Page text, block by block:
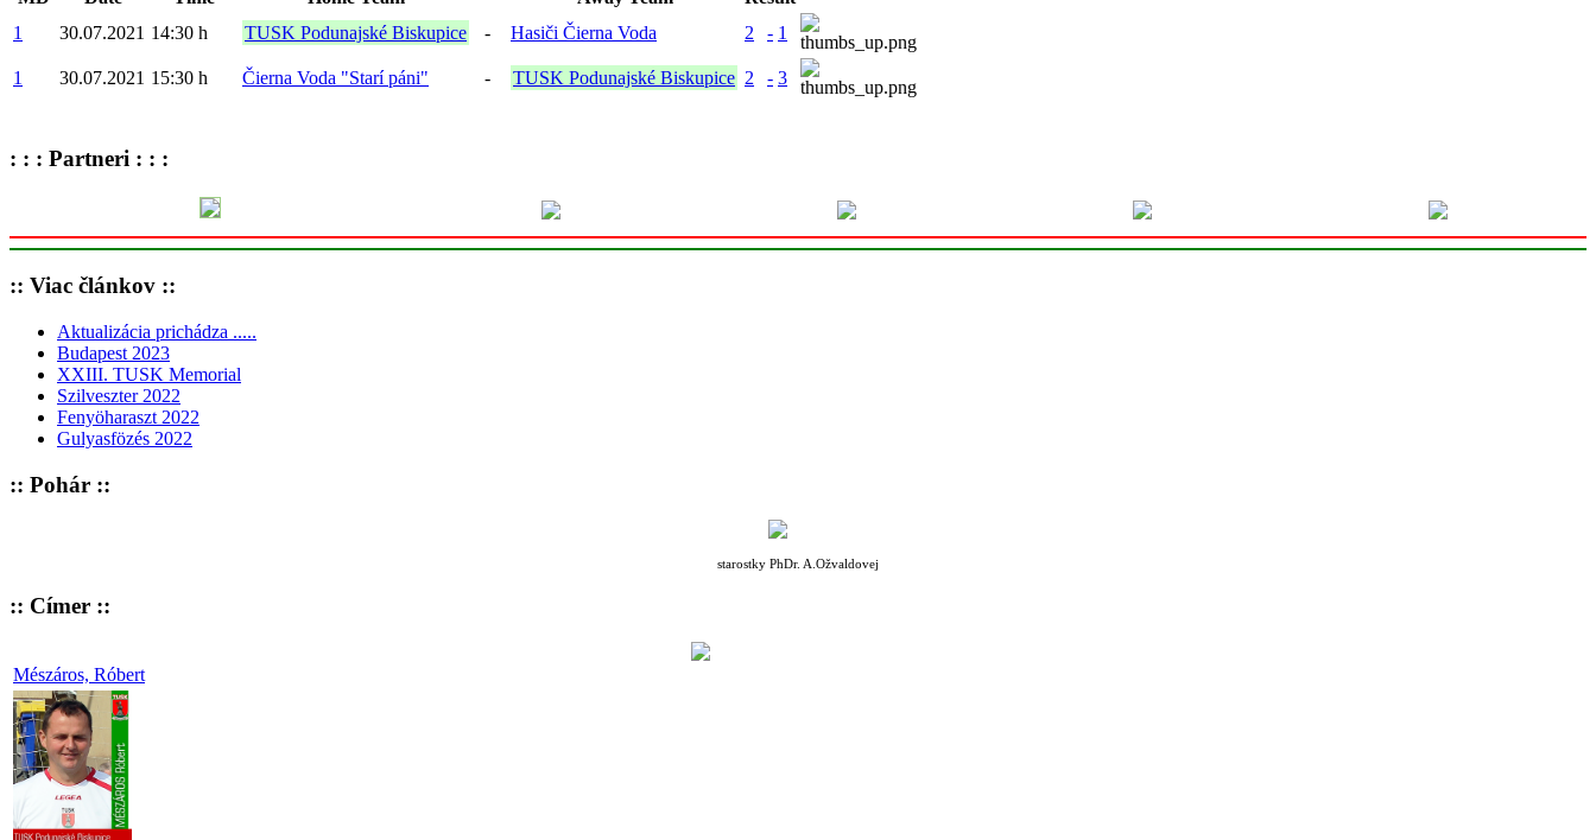
1
30.07.2021 14:30 h TUSK Podunajské Biskupice - Hasiči Čierna Voda 2 - 1
1 30.07.2021 15:30 h Čierna Voda "Starí páni" - TUSK Podunajské Biskupice 2 - 3
: : : Partneri : : :
:: Viac článkov ::
Aktualizácia prichádza .....
Budapest 2023
XXIII. TUSK Memorial
Szilveszter 2022
Fenyöharaszt 2022
Gulyasfözés 2022
:: Pohár ::
starostky PhDr. A.Ožvaldovej
:: Címer ::
Mészáros, Róbert